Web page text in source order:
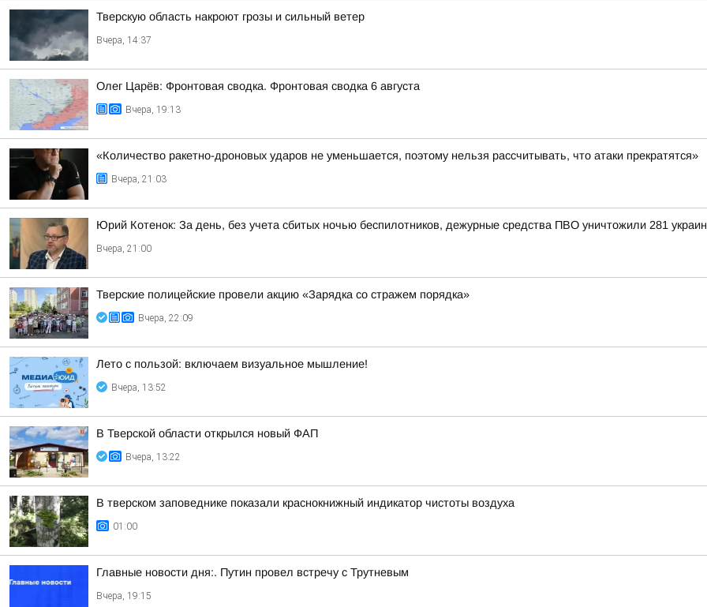
Тверскую область накроют грозы и сильный ветер
Вчера, 14:37
Олег Царёв: Фронтовая сводка. Фронтовая сводка 6 августа
Вчера, 19:13
«Количество ракетно-дроновых ударов не уменьшается, поэтому нельзя рассчитывать, что атаки прекратятся»
Вчера, 21:03
Юрий Котенок: За день, без учета сбитых ночью беспилотников, дежурные средства ПВО уничтожили 281
Вчера, 21:00
Тверские полицейские провели акцию «Зарядка со стражем порядка»
Вчера, 22:09
Лето с пользой: включаем визуальное мышление!
Вчера, 13:52
В Тверской области открылся новый ФАП
Вчера, 13:22
В тверском заповеднике показали краснокнижный индикатор чистоты воздуха
01:00
Главные новости дня:. Путин провел встречу с Трутневым
Вчера, 19:15